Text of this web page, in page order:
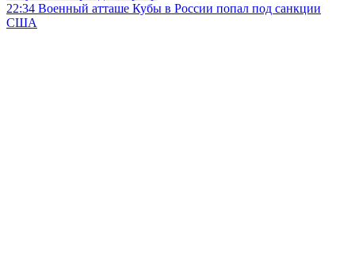
22:34 Военный атташе Кубы в России попал под санкции
США